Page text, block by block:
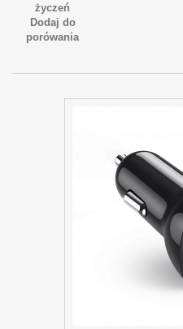
życzeń
Dodaj do
porówania